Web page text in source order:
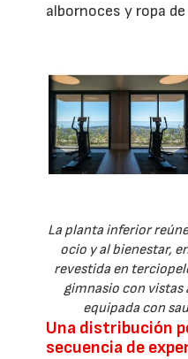
albornoces y ropa
La planta inferior
ocio y al bienestar,
revestida en
gimnasio con vistas
equipada con
Una distribución
secuencia de